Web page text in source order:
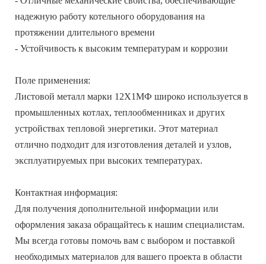
надежную работу котельного оборудования на
протяжении длительного времени
- Устойчивость к высоким температурам и коррозии
Поле применения:
Листовой металл марки 12Х1МФ широко используется в
промышленных котлах, теплообменниках и других
устройствах тепловой энергетики. Этот материал
отлично подходит для изготовления деталей и узлов,
эксплуатируемых при высоких температурах.
Контактная информация:
Для получения дополнительной информации или
оформления заказа обращайтесь к нашим специалистам.
Мы всегда готовы помочь вам с выбором и поставкой
необходимых материалов для вашего проекта в области